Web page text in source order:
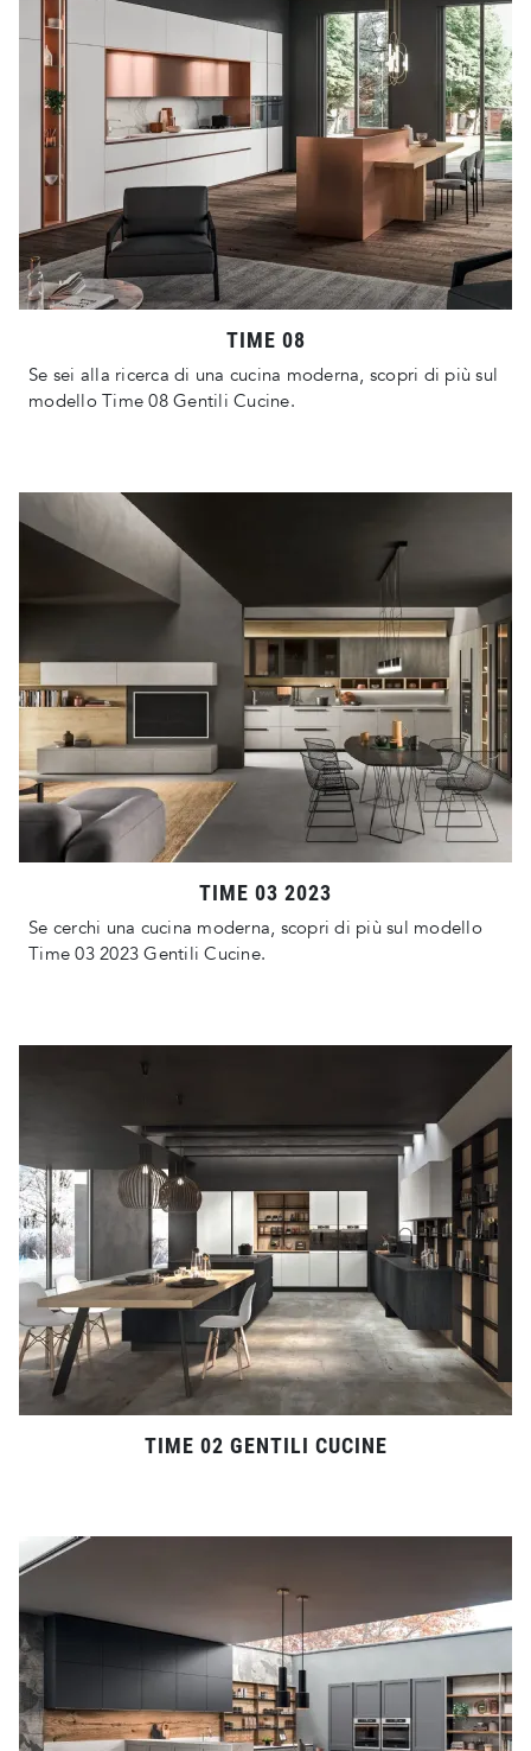
TIME 08
Se sei alla ricerca di una cucina moderna, scopri di più sul
modello Time 08 Gentili Cucine.
TIME 03 2023
Se cerchi una cucina moderna, scopri di più sul modello
Time 03 2023 Gentili Cucine.
TIME 02 GENTILI CUCINE